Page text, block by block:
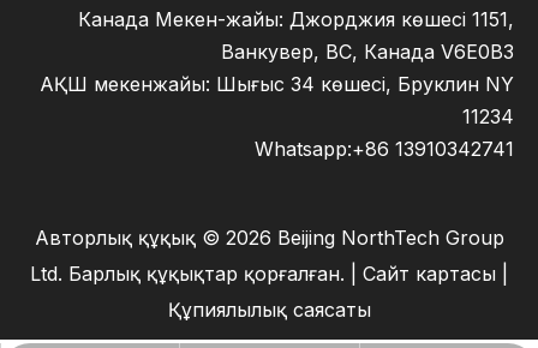
Канада Мекен-жайы: Джорджия көшесі 1151,
Ванкувер, BC, Канада V6E0B3
АҚШ мекенжайы: Шығыс 34 көшесі, Бруклин NY
11234
Whatsapp:+86 13910342741
Авторлық құқық © 2026 Beijing NorthTech Group
Ltd. Барлық құқықтар қорғалған. | Сайт картасы
Құпиялылық саясаты